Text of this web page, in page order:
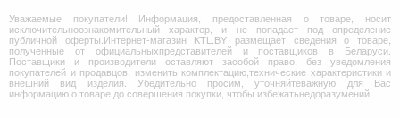
Уважаемые покупатели! Информация, предоставленная о товаре, носит
исключительноознакомительный характер, и не попадает под определение
публичной оферты.Интернет-магазин KTL.BY размещает сведения о товаре,
полученные от официальныхпредставителей и поставщиков в Беларуси.
Поставщики и производители оставляют засобой право, без уведомления
покупателей и продавцов, изменить комплектацию,технические характеристики и
внешний вид изделия. Убедительно просим, уточняйтеважную для Вас
информацию о товаре до совершения покупки, чтобы избежатьнедоразумений.